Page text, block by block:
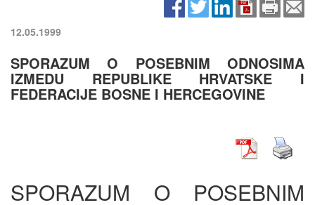
12.05.1999
SPORAZUM O POSEBNIM ODNOSIMA
IZMEDU REPUBLIKE HRVATSKE I
FEDERACIJE BOSNE I HERCEGOVINE
SPORAZUM O POSEBNIM